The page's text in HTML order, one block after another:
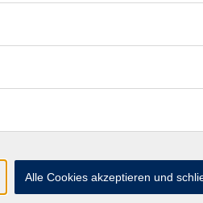
Alle Cookies akzeptieren und